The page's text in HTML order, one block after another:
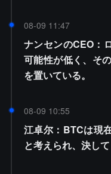
08-09 11:47
ナンセンのCEO：
可能性が低く、そ
を置いている。
08-09 10:55
江卓尔：BTCは現
と考えられ、決し